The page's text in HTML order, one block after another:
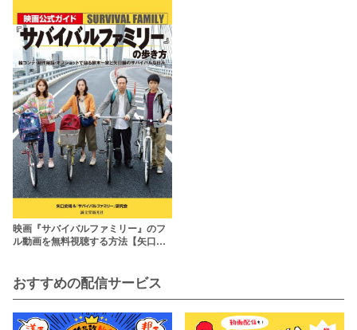
映画『サバイバルファミリー』のフ
ル動画を無料視聴する方法【矢口史
おすすめの配信サービス